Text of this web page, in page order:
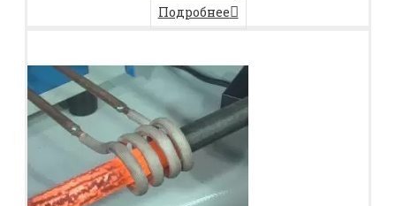
Подробнее